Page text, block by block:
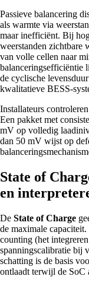
Passieve balancering
als warmte via
maar inefficiënt. Bij
weerstanden zichtbare
van volle cellen naar
balanceringsefficiëntie
de cyclische
kwalitatieve BESS-
Installateurs
Een pakket met
mV op volledig
dan 50 mV wijst op
State of
en
De State of Charge
de maximale
counting (het
spanningscalibratie bij
schatting is de basis
ontlaadt terwijl de SoC